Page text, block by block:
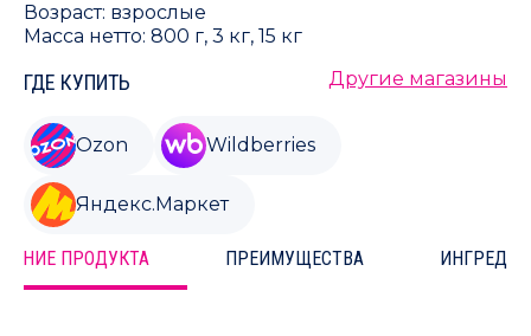
Возраст: взрослые
Масса нетто: 800 г, 3 кг, 15 кг
ГДЕ КУПИТЬ Другие магазины
Ozon Wildberries
Яндекс.Маркет
ПРОДУКТА ПРЕИМУЩЕСТВА